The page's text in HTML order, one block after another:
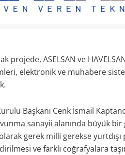
projede, ASELSAN ve
elektronik ve muhabere
Başkanı Cenk İsmail
sanayii alanında büyük
gerek milli gerekse
ve farklı coğrafyalara